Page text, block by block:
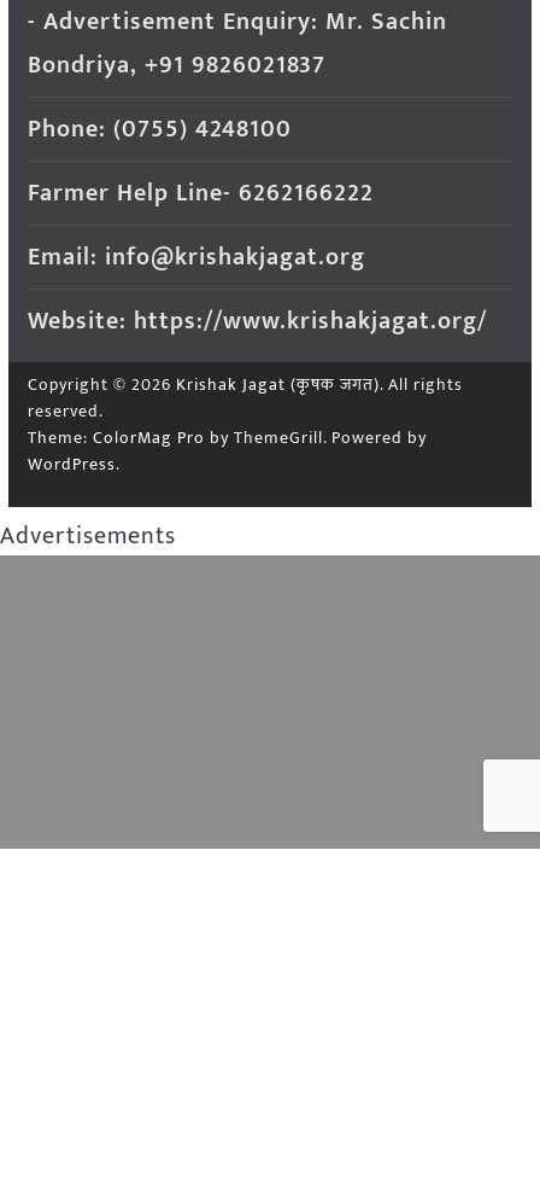
- Advertisement Enquiry: Mr. Sachin
Bondriya, +91 9826021837
Phone: (0755) 4248100
Farmer Help Line- 6262166222
Email: info@krishakjagat.org
Website: https://www.krishakjagat.org/
Copyright © 2026 Krishak Jagat (कृषक जगत). All rights
reserved.
Theme: ColorMag Pro by ThemeGrill. Powered by
WordPress.
Advertisements